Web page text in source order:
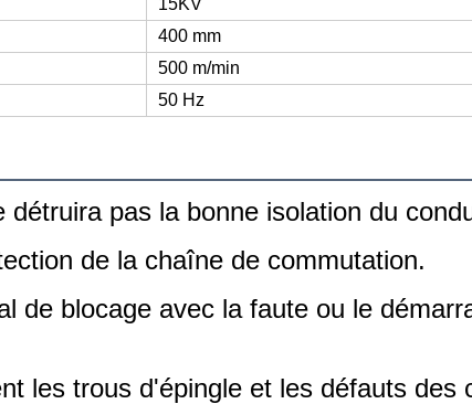
15KV
400 mm
500 m/min
50 Hz
détruira pas la bonne isolation du
de la chaîne de commutation.
de blocage avec la faute ou le
les trous d'épingle et les défauts des